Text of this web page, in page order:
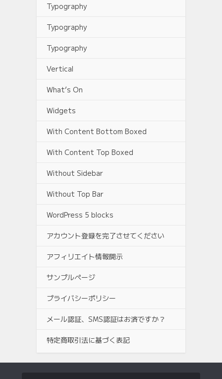
Typography
Typography
Typography
Vertical
What’s On
Widgets
With Content Bottom Boxed
With Content Top Boxed
Without Sidebar
Without Top Bar
WordPress 5 blocks
アカウント登録を完了させてください
アフィリエイト情報開示
サンプルページ
プライバシーポリシー
メール認証、SMS認証はお済ですか？
特定商取引法に基づく表記